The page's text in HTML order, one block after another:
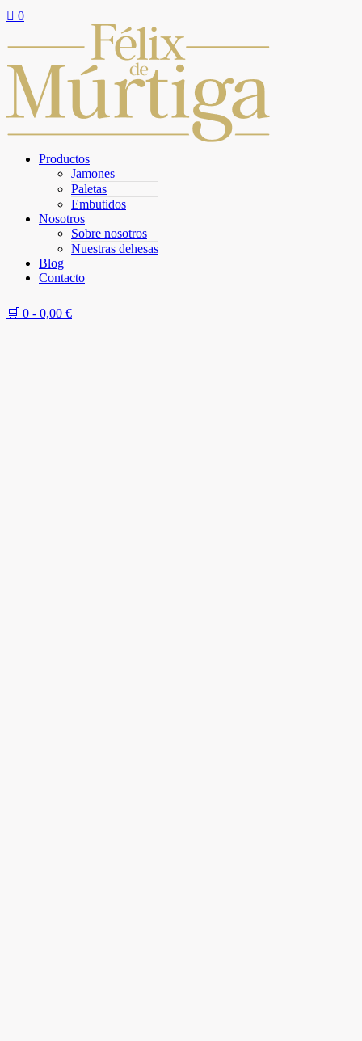
 0
Productos
Jamones
Paletas
Embutidos
Nosotros
Sobre nosotros
Nuestras dehesas
Blog
Contacto
🛒 0 - 0,00 €